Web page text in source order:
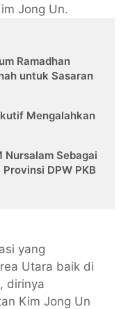
Jong Un.
Ramadhan
untuk Sasaran
Mengalahkan
Nursalam Sebagai
DPW PKB
yang
Utara baik di
dirinya
Kim Jong Un